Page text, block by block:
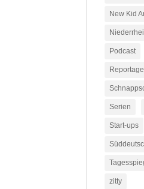
New Kid
Podcast
Reportage
Serien
Start-ups
zitty